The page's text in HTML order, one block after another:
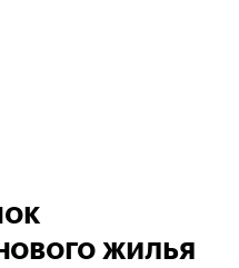
жилья